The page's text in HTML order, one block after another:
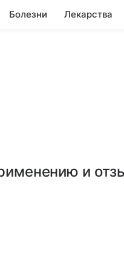
Болезни Лекарства
и